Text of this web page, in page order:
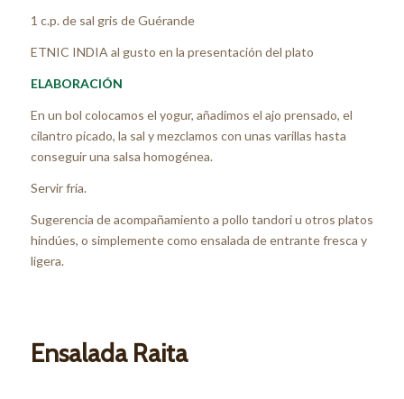
1 c.p. de sal gris de Guérande
ETNIC INDIA al gusto en la presentación del plato
ELABORACIÓN
En un bol colocamos el yogur, añadimos el ajo prensado, el
cilantro picado, la sal y mezclamos con unas varillas hasta
conseguir una salsa homogénea.
Servir fría.
Sugerencia de acompañamiento a pollo tandori u otros platos
hindúes, o simplemente como ensalada de entrante fresca y
ligera.
Ensalada Raita